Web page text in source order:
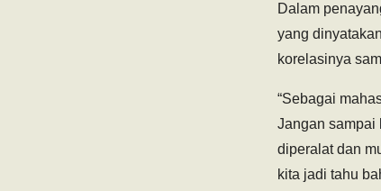
Dalam
yang
korelasinya
“Sebagai
Jangan sampai
diperalat dan
kita jadi tahu